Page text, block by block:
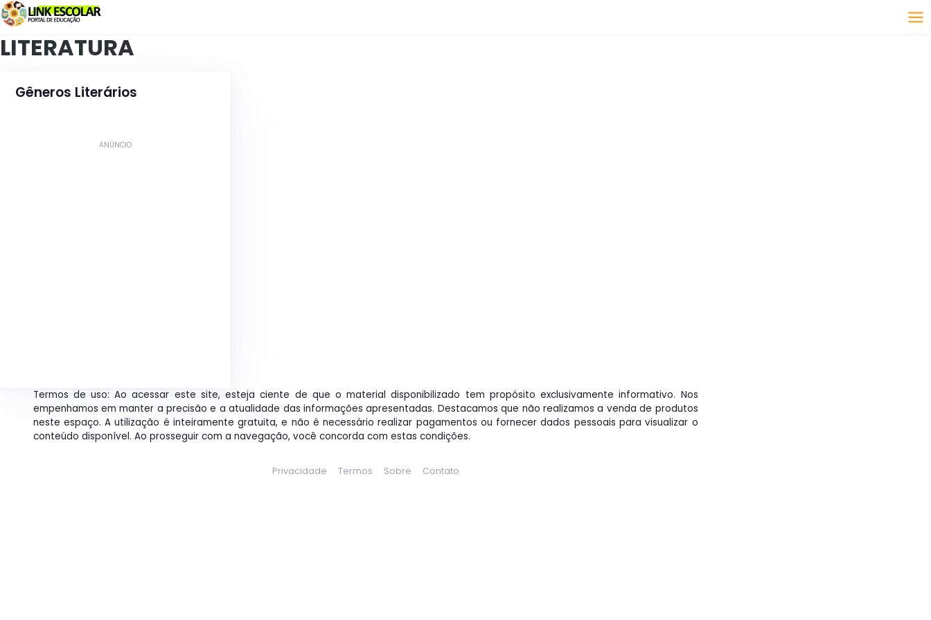
Link
LITERATURA
Gêneros Literários
ANÚNCIO
Termos de uso: Ao acessar este site, esteja ciente de que o material disponibilizado tem propósito exclusivamente informativo. Nos
empenhamos em manter a precisão e a atualidade das informações apresentadas. Destacamos que não realizamos a venda de produtos
neste espaço. A utilização é inteiramente gratuita, e não é necessário realizar pagamentos ou fornecer dados pessoais para visualizar o
conteúdo disponível. Ao prosseguir com a navegação, você concorda com estas condições.
Privacidade Termos Sobre Contato